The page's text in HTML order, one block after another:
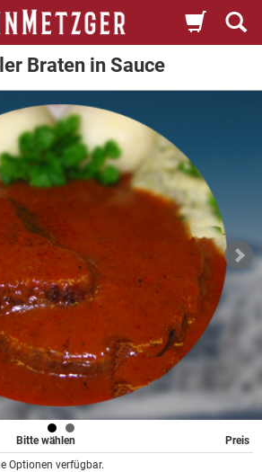
Braten in Sauce
Bitte wählen
Preis
Optionen verfügbar.